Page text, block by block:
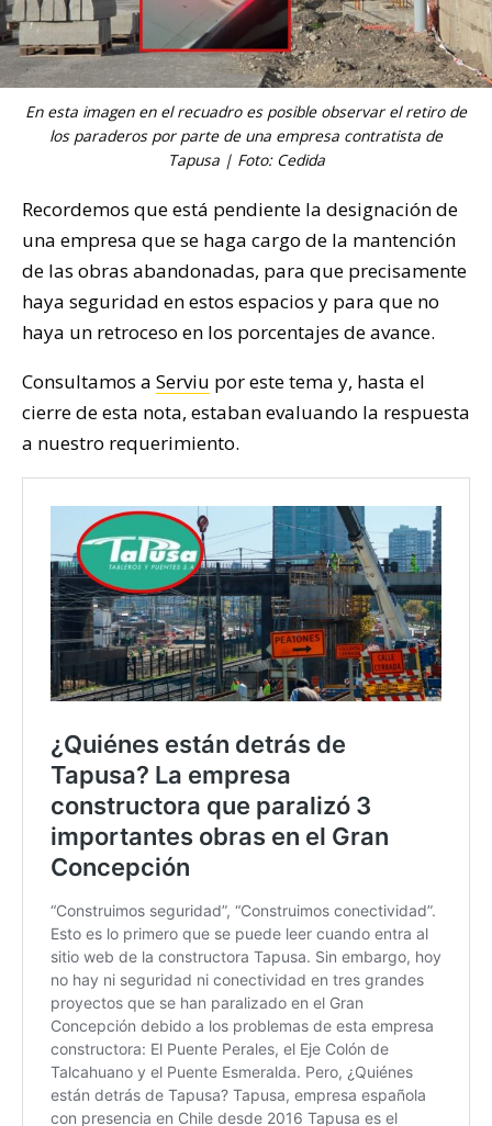
En esta imagen en el recuadro es posible observar el retiro de
los paraderos por parte de una empresa contratista de
Tapusa | Foto: Cedida
Recordemos que está pendiente la designación de
una empresa que se haga cargo de la mantención
de las obras abandonadas, para que precisamente
haya seguridad en estos espacios y para que no
haya un retroceso en los porcentajes de avance.
Consultamos a Serviu por este tema y, hasta el
cierre de esta nota, estaban evaluando la respuesta
a nuestro requerimiento.